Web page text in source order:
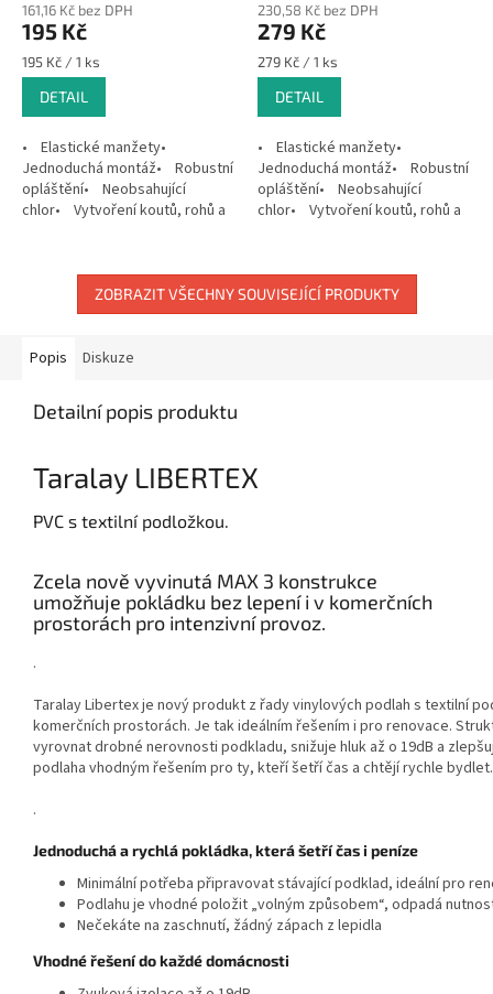
161,16 Kč bez DPH
195 Kč
Měrná
cena:
195 Kč / 1 ks
DETAIL
• Elastické manžety•
Jednoduchá montáž• Robustní
opláštění• Neobsahující
chlor• Vytvoření koutů, rohů a
230,58 Kč bez DPH
279 Kč
Měrná
cena:
279 Kč / 1 ks
DETAIL
• Elastické manžety•
Jednoduchá montáž• Robustní
opláštění• Neobsahující
chlor• Vytvoření koutů, rohů a
ZOBRAZIT VŠECHNY SOUVISEJÍCÍ PRODUKTY
Popis Diskuze
Detailní popis produktu
Taralay LIBERTEX
PVC s textilní podložkou.
Zcela nově vyvinutá MAX 3 konstrukce
umožňuje pokládku bez lepení i v komerčních
prostorách pro intenzivní provoz.
.
Taralay Libertex je nový produkt z řady vinylových podlah s textilní
komerčních prostorách. Je tak ideálním řešením i pro renovace.
vyrovnat drobné nerovnosti podkladu, snižuje hluk až o 19dB a
podlaha vhodným řešením pro ty, kteří šetří čas a chtějí rychle bydlet.
.
Jednoduchá a rychlá pokládka, která šetří čas i peníze
Minimální potřeba připravovat stávající podklad, ideální pro
Podlahu je vhodné položit „volným způsobem“, odpadá
Nečekáte na zaschnutí, žádný zápach z lepidla
Vhodné řešení do každé domácnosti